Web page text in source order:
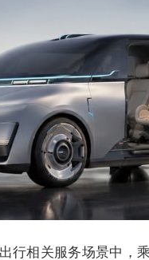
行相关服务场景中，